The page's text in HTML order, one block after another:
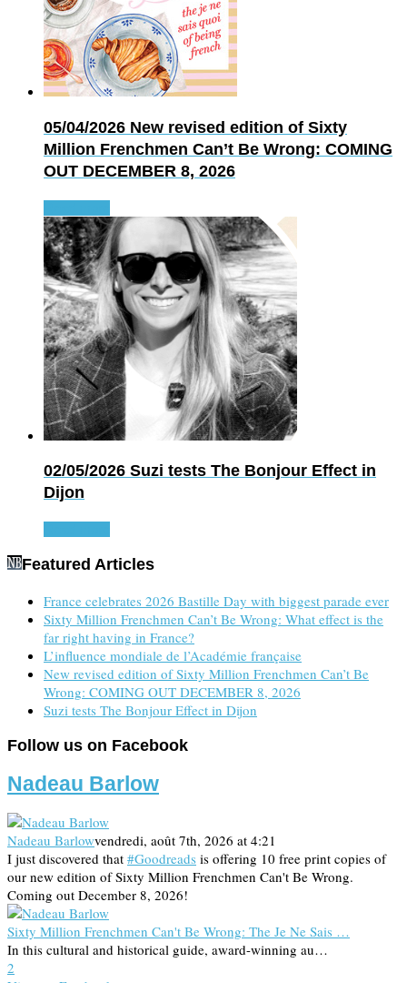
05/04/2026 New revised edition of Sixty
Million Frenchmen Can’t Be Wrong: COMING
OUT DECEMBER 8, 2026
02/05/2026 Suzi tests The Bonjour Effect in
Dijon
Featured Articles
France celebrates 2026 Bastille Day with biggest parade ever
Sixty Million Frenchmen Can’t Be Wrong: What effect is the
far right having in France?
L’influence mondiale de l’Académie française
New revised edition of Sixty Million Frenchmen Can’t Be
Wrong: COMING OUT DECEMBER 8, 2026
Suzi tests The Bonjour Effect in Dijon
Follow us on Facebook
Nadeau Barlow
Nadeau Barlowvendredi, août 7th, 2026 at 4:21
I just discovered that #Goodreads is offering 10 free print copies of
our new edition of Sixty Million Frenchmen Can't Be Wrong.
Coming out December 8, 2026!
Sixty Million Frenchmen Can't Be Wrong: The Je Ne Sais …
In this cultural and historical guide, award-winning au…
2